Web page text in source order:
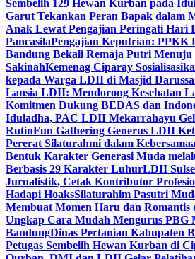
Sembelih 129 Hewan Kurban pada
Garut Tekankan Peran Bapak dalam
Anak Lewat Pengajian Peringati Hari
PancasilaPengajian Keputrian: PPKK
Bandung Bekali Remaja Putri Menuju
SakinahKemenag Ciparay
kepada Warga LDII di Masjid
Lansia LDII: Mendorong Kesehatan
Komitmen Dukung BEDAS dan
Iduladha, PAC LDII Mekarrahayu
RutinFun Gathering Generus LDII
Pererat Silaturahmi dalam
Bentuk Karakter Generasi Muda
Berbasis 29 Karakter LuhurLDII
Jurnalistik, Cetak Kontributor
Hadapi HoaksSilaturahim Pasutri
Membuat Momen Haru dan Romantis
Ungkap Cara Mudah Mengurus PBG
BandungDinas Pertanian Kabupaten
Petugas Sembelih Hewan Kurban di